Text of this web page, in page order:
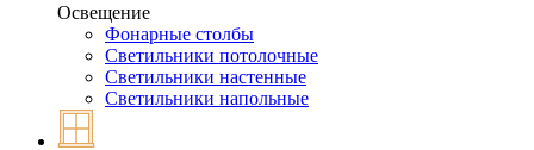
Освещение
Фонарные столбы
Светильники потолочные
Светильники настенные
Светильники напольные